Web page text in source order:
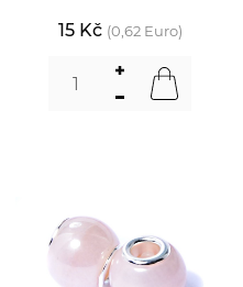
15 Kč (0,62 Euro)